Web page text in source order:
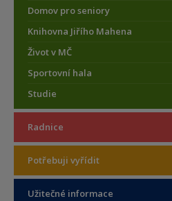
Domov pro seniory
Knihovna Jiřího Mahena
Život v MČ
Sportovní hala
Studie
Radnice
Potřebuji vyřídit
Užitečné informace